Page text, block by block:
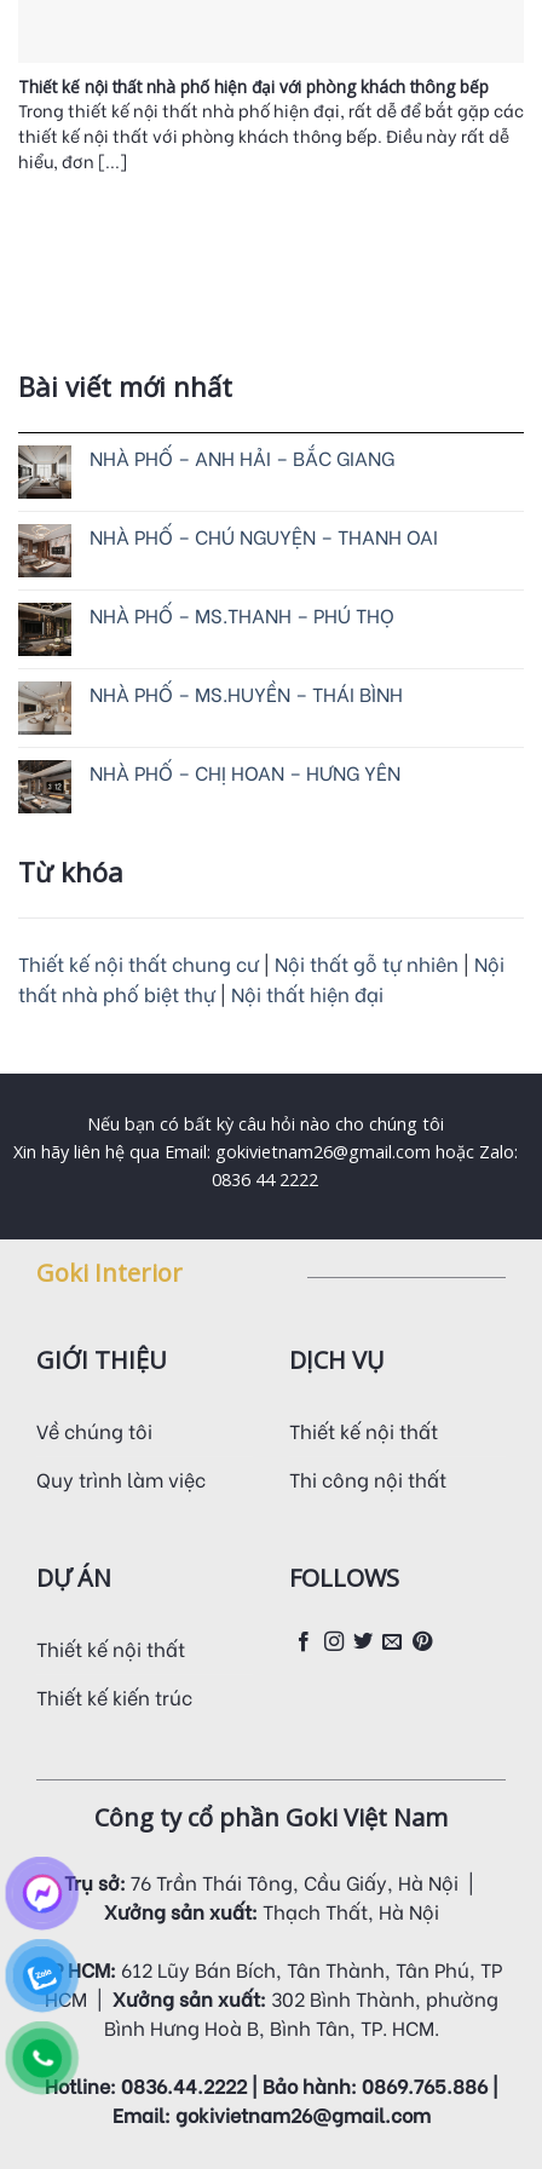
Thiết kế nội thất nhà phố hiện đại với phòng khách thông bếp
Trong thiết kế nội thất nhà phố hiện đại, rất dễ để bắt gặp các
thiết kế nội thất với phòng khách thông bếp. Điều này rất dễ
hiểu, đơn [...]
Bài viết mới nhất
NHÀ PHỐ – ANH HẢI – BẮC GIANG
NHÀ PHỐ – CHÚ NGUYỆN – THANH OAI
NHÀ PHỐ – MS.THANH – PHÚ THỌ
NHÀ PHỐ – MS.HUYỀN – THÁI BÌNH
NHÀ PHỐ – CHỊ HOAN – HƯNG YÊN
Từ khóa
Thiết kế nội thất chung cư| Nội thất gỗ tự nhiên | Nội
thất nhà phố biệt thự| Nội thất hiện đại
Nếu bạn có bất kỳ câu hỏi nào cho chúng tôi
Xin hãy liên hệ qua Email: gokivietnam26@gmail.com hoặc Zalo:
0836 44 2222
Goki Interior
GIỚI THIỆU
Về chúng tôi
Quy trình làm việc
DỊCH VỤ
Thiết kế nội thất
Thi công nội thất
DỰ ÁN
Thiết kế nội thất
Thiết kế kiến trúc
FOLLOWS
Công ty cổ phần Goki Việt Nam
Trụ sở: 76 Trần Thái Tông, Cầu Giấy, Hà Nội |
Xưởng sản xuất: Thạch Thất, Hà Nội
VP HCM: 612 Lũy Bán Bích, Tân Thành, Tân Phú, TP
HCM | Xưởng sản xuất: 302 Bình Thành, phường
Bình Hưng Hoà B, Bình Tân, TP. HCM.
Hotline: 0836.44.2222 | Bảo hành: 0869.765.886 |
Email: gokivietnam26@gmail.com